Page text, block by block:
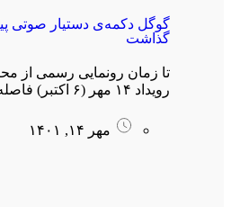
گوگل دکمه‌ی دستیار صوتی
گذاشت
تا زمان رونمایی رسمی از
رویداد ۱۴ مهر (۶ اکتبر) فاصله
مهر ۱۴, ۱۴۰۱